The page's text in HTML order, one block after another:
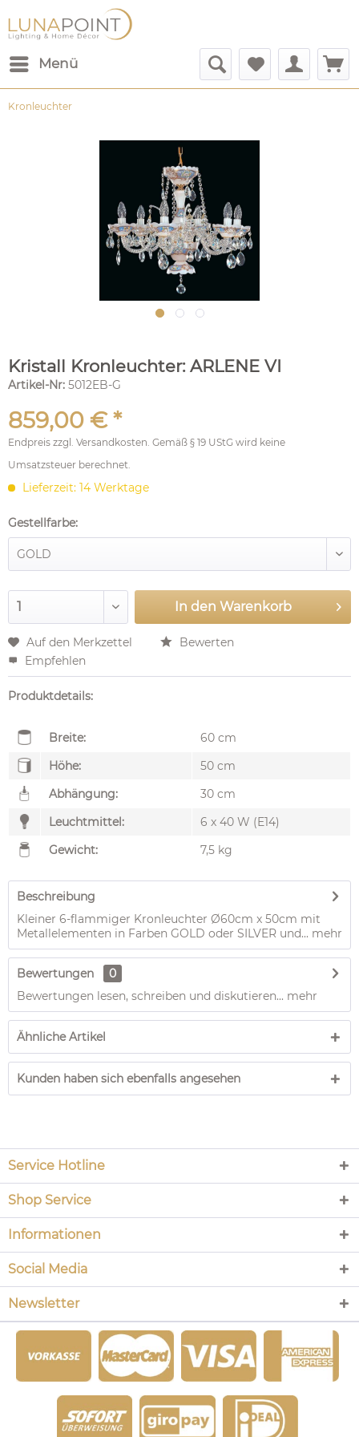
Menü
Kronleuchter
Kristall Kronleuchter: ARLENE VI
Artikel-Nr: 5012EB-G
859,00 € *
Endpreis zzgl. Versandkosten. Gemäß § 19 UStG wird keine
Umsatzsteuer berechnet.
Lieferzeit: 14 Werktage
Gestellfarbe:
In den Warenkorb
Auf den Merkzettel
Bewerten
Empfehlen
Produktdetails:
Breite:
60 cm
Höhe:
50 cm
Abhängung:
30 cm
Leuchtmittel:
6 x 40 W (E14)
Gewicht:
7,5 kg
Beschreibung
Kleiner 6-flammiger Kronleuchter Ø60cm x 50cm mit
Metallelementen in Farben GOLD oder SILVER und... mehr
Bewertungen
0
Bewertungen lesen, schreiben und diskutieren... mehr
Ähnliche Artikel
Kunden haben sich ebenfalls angesehen
Service Hotline
Shop Service
Informationen
Social Media
Newsletter